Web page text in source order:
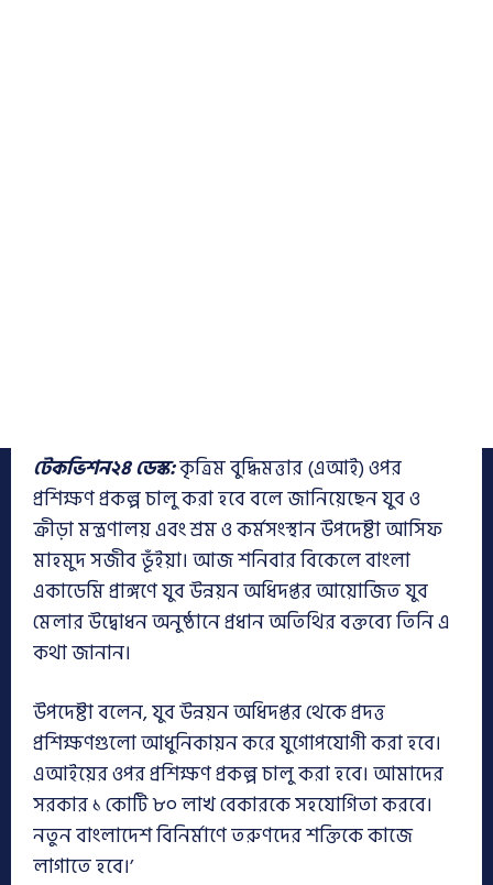
টেকভিশন২৪ ডেস্ক:কৃত্রিম বুদ্ধিমত্তার (এআই) ওপর
প্রশিক্ষণ প্রকল্প চালু করা হবে বলে জানিয়েছেন যুব ও
ক্রীড়া মন্ত্রণালয় এবং শ্রম ও কর্মসংস্থান উপদেষ্টা আসিফ
মাহমুদ সজীব ভূঁইয়া। আজ শনিবার বিকেলে বাংলা
একাডেমি প্রাঙ্গণে যুব উন্নয়ন অধিদপ্তর আয়োজিত যুব
মেলার উদ্বোধন অনুষ্ঠানে প্রধান অতিথির বক্তব্যে তিনি এ
কথা জানান।
উপদেষ্টা বলেন, যুব উন্নয়ন অধিদপ্তর থেকে প্রদত্ত
প্রশিক্ষণগুলো আধুনিকায়ন করে যুগোপযোগী করা হবে।
এআইয়ের ওপর প্রশিক্ষণ প্রকল্প চালু করা হবে। আমাদের
সরকার ১ কোটি ৮০ লাখ বেকারকে সহযোগিতা করবে।
নতুন বাংলাদেশ বিনির্মাণে তরুণদের শক্তিকে কাজে
লাগাতে হবে।’